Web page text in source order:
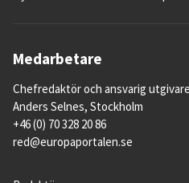
Medarbetare
Chefredaktör och ansvarig utgivare
Anders Selnes, Stockholm
+46 (0) 70 328 20 86
red@europaportalen.se